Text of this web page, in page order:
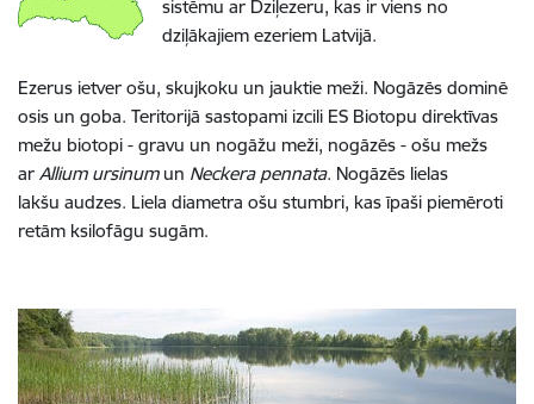
sistēmu ar Dziļezeru, kas ir viens no
dziļākajiem ezeriem Latvijā.
Ezerus ietver ošu, skujkoku un jauktie meži. Nogāzēs dominē
osis un goba. Teritorijā sastopami izcili ES Biotopu direktīvas
mežu biotopi - gravu un nogāžu meži, nogāzēs - ošu mežs
ar Allium ursinumun Neckera pennata. Nogāzēs lielas
lakšu audzes. Liela diametra ošu stumbri, kas īpaši piemēroti
retām ksilofāgu sugām.